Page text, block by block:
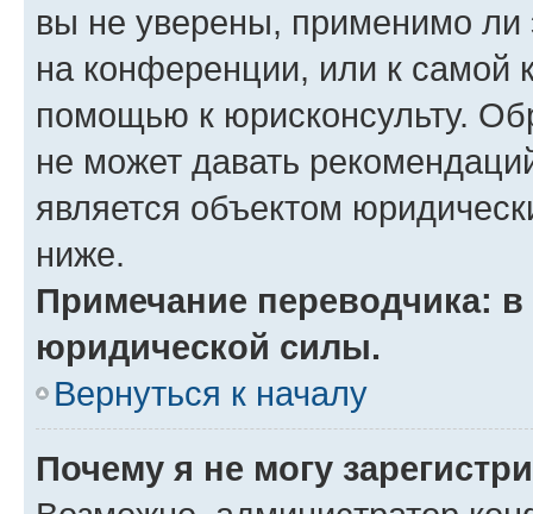
вы не уверены, применимо ли
на конференции, или к самой
помощью к юрисконсульту.
не может давать
является объектом
ниже.
Примечание переводчика:
юридической силы.
Вернуться к началу
Почему я не могу